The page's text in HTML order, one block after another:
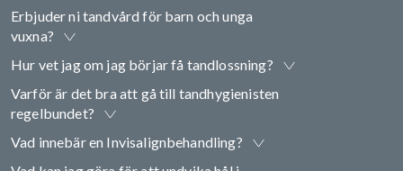
Erbjuder ni tandvård för barn och unga
vuxna?
Hur vet jag om jag börjar få tandlossning?
Varför är det bra att gå till tandhygienisten
regelbundet?
Vad innebär en Invisalignbehandling?